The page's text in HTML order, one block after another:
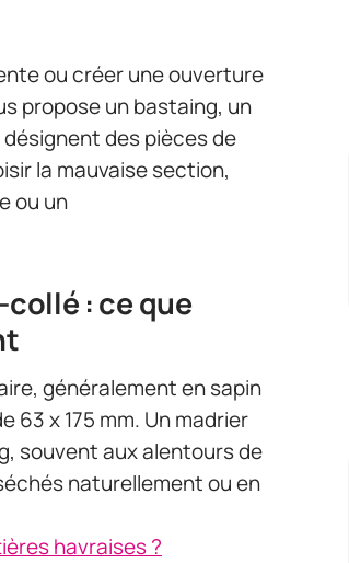
ou créer une ouverture
propose un bastaing, un
des pièces de
la mauvaise section,
ou un
: ce que
généralement en sapin
x 175 mm. Un madrier
souvent aux alentours de
naturellement ou en
havraises ?